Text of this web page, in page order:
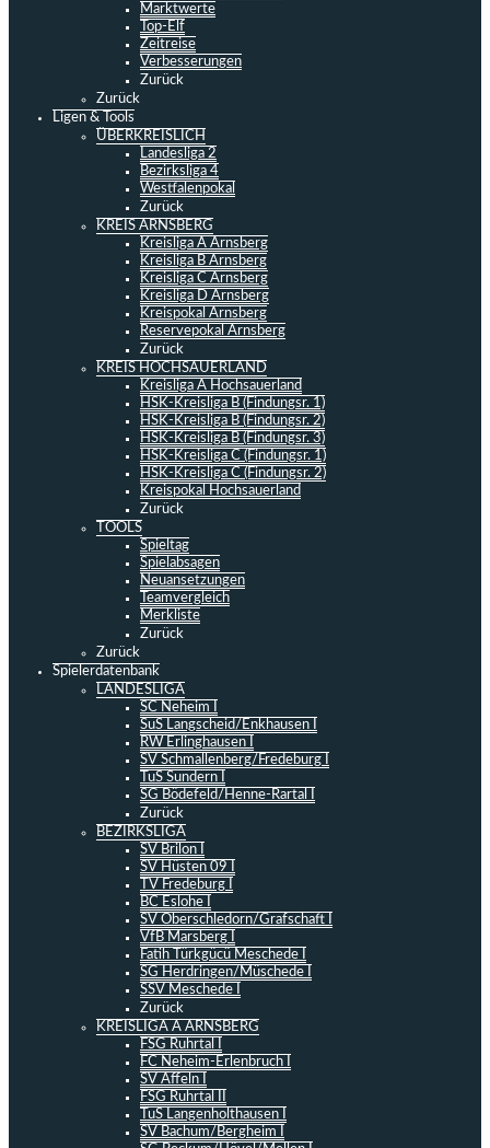
Marktwerte
Top-Elf
Zeitreise
Verbesserungen
Zurück
Zurück
Ligen & Tools
ÜBERKREISLICH
Landesliga 2
Bezirksliga 4
Westfalenpokal
Zurück
KREIS ARNSBERG
Kreisliga A Arnsberg
Kreisliga B Arnsberg
Kreisliga C Arnsberg
Kreisliga D Arnsberg
Kreispokal Arnsberg
Reservepokal Arnsberg
Zurück
KREIS HOCHSAUERLAND
Kreisliga A Hochsauerland
HSK-Kreisliga B (Findungsr. 1)
HSK-Kreisliga B (Findungsr. 2)
HSK-Kreisliga B (Findungsr. 3)
HSK-Kreisliga C (Findungsr. 1)
HSK-Kreisliga C (Findungsr. 2)
Kreispokal Hochsauerland
Zurück
TOOLS
Spieltag
Spielabsagen
Neuansetzungen
Teamvergleich
Merkliste
Zurück
Zurück
Spielerdatenbank
LANDESLIGA
SC Neheim I
SuS Langscheid/Enkhausen I
RW Erlinghausen I
SV Schmallenberg/Fredeburg I
TuS Sundern I
SG Bödefeld/Henne-Rartal I
Zurück
BEZIRKSLIGA
SV Brilon I
SV Hüsten 09 I
TV Fredeburg I
BC Eslohe I
SV Oberschledorn/Grafschaft I
VfB Marsberg I
Fatih Türkgücü Meschede I
SG Herdringen/Müschede I
SSV Meschede I
Zurück
KREISLIGA A ARNSBERG
FSG Ruhrtal I
FC Neheim-Erlenbruch I
SV Affeln I
FSG Ruhrtal II
TuS Langenholthausen I
SV Bachum/Bergheim I